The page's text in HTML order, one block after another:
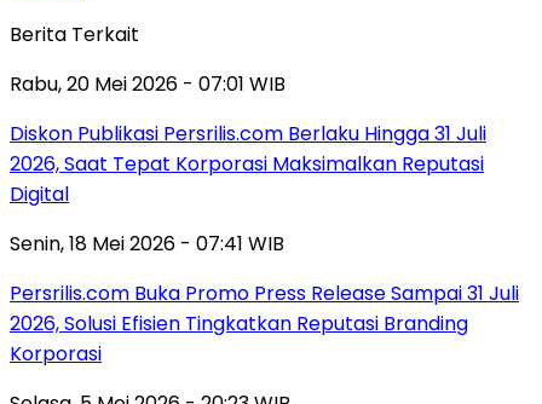
Berita Terkait
Rabu, 20 Mei 2026 - 07:01 WIB
Diskon Publikasi Persrilis.com Berlaku Hingga 31 Juli
2026, Saat Tepat Korporasi Maksimalkan Reputasi
Digital
Senin, 18 Mei 2026 - 07:41 WIB
Persrilis.com Buka Promo Press Release Sampai 31 Juli
2026, Solusi Efisien Tingkatkan Reputasi Branding
Korporasi